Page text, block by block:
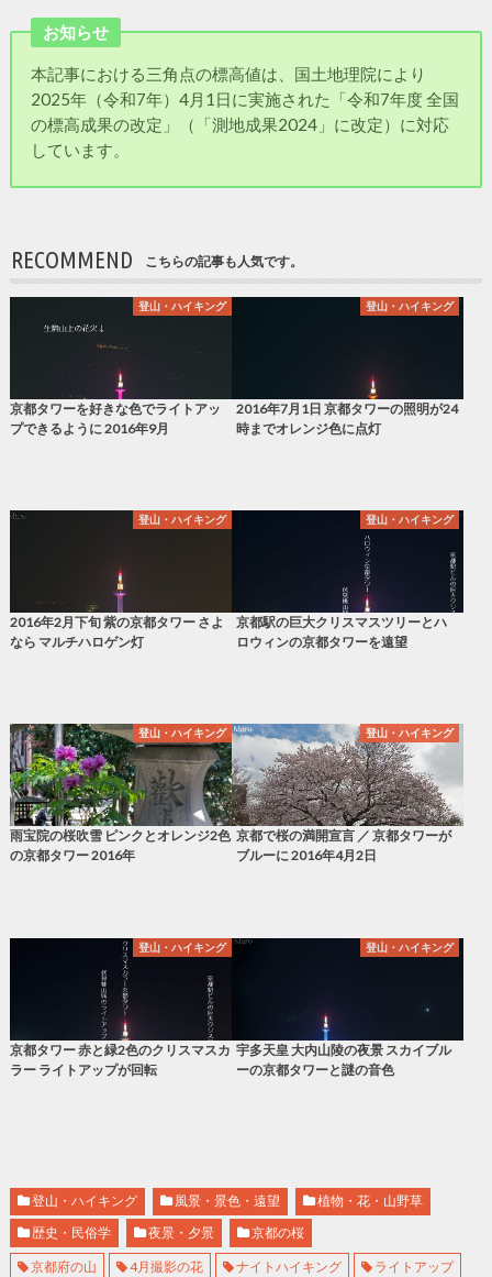
お知らせ
本記事における三角点の標高値は、国土地理院により
2025年（令和7年）4月1日に実施された「令和7年度 全国
の標高成果の改定」（「測地成果2024」に改定）に対応
しています。
RECOMMEND こちらの記事も人気です。
登山・ハイキング
京都タワーを好きな色でライトアッ
プできるように 2016年9月
登山・ハイキング
2016年7月1日 京都タワーの照明が24
時までオレンジ色に点灯
登山・ハイキング
2016年2月下旬 紫の京都タワー さよ
なら マルチハロゲン灯
登山・ハイキング
京都駅の巨大クリスマスツリーとハ
ロウィンの京都タワーを遠望
登山・ハイキング
雨宝院の桜吹雪 ピンクとオレンジ2色
の京都タワー 2016年
登山・ハイキング
京都で桜の満開宣言 ／ 京都タワーが
ブルーに 2016年4月2日
登山・ハイキング
京都タワー 赤と緑2色のクリスマスカ
ラー ライトアップが回転
登山・ハイキング
宇多天皇 大内山陵の夜景 スカイブル
ーの京都タワーと謎の音色
登山・ハイキング 風景・景色・遠望
植物・花・山野草
歴史・民俗学
夜景・夕景 京都の桜
京都府の山 4月撮影の花 ナイトハイキング ライトアップ